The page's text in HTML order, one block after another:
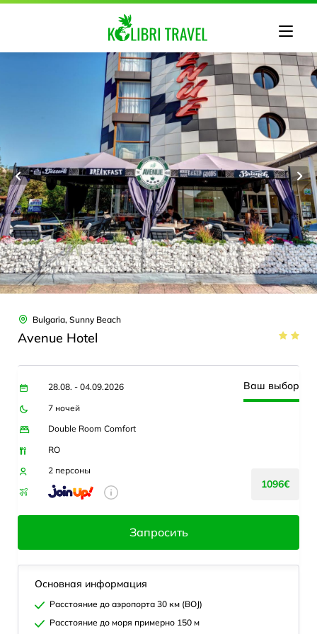
Bulgaria, Sunny Beach
Avenue Hotel
28.08. - 04.09.2026
7 ночей
Double Room Comfort
RO
2 персоны
Ваш выбор
1096€
Запросить
Основная информация
Расстояние до аэропорта 30 км (BOJ)
Расстояние до моря примерно 150 м